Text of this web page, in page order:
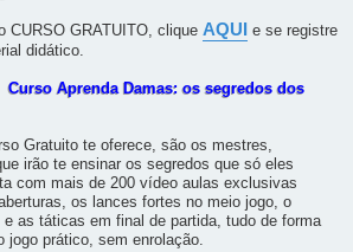
CURSO GRATUITO, clique AQUI e se registre
didático.
Curso Aprenda Damas: os segredos dos
Gratuito te oferece, são os mestres,
irão te ensinar os segredos que só eles
com mais de 200 vídeo aulas exclusivas
os lances fortes no meio jogo, o
as táticas em final de partida, tudo de forma
jogo prático, sem enrolação.